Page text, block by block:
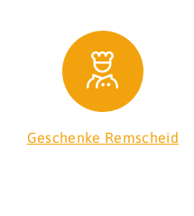
Geschenke Remscheid